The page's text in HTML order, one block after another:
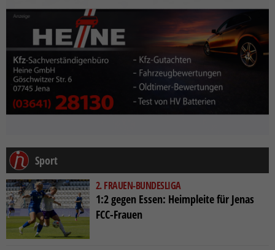
Sport
2. FRAUEN-BUNDESLIGA
1:2 gegen Essen: Heimpleite für Jenas
FCC-Frauen